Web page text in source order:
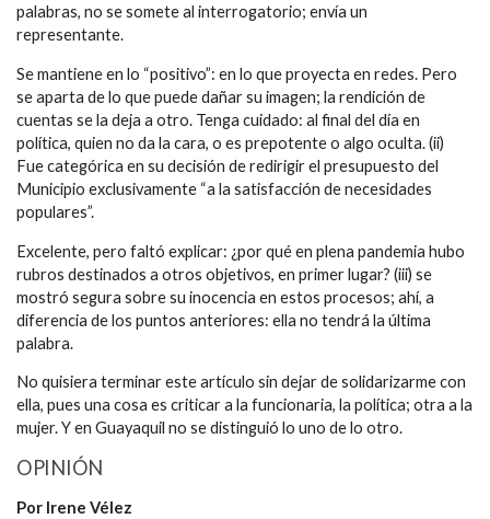
palabras, no se somete al interrogatorio; envía un
representante.
Se mantiene en lo “positivo”: en lo que proyecta en redes. Pero
se aparta de lo que puede dañar su imagen; la rendición de
cuentas se la deja a otro. Tenga cuidado: al final del día en
política, quien no da la cara, o es prepotente o algo oculta. (ii)
Fue categórica en su decisión de redirigir el presupuesto del
Municipio exclusivamente “a la satisfacción de necesidades
populares”.
Excelente, pero faltó explicar: ¿por qué en plena pandemia hubo
rubros destinados a otros objetivos, en primer lugar? (iii) se
mostró segura sobre su inocencia en estos procesos; ahí, a
diferencia de los puntos anteriores: ella no tendrá la última
palabra.
No quisiera terminar este artículo sin dejar de solidarizarme con
ella, pues una cosa es criticar a la funcionaria, la política; otra a la
mujer. Y en Guayaquil no se distinguió lo uno de lo otro.
OPINIÓN
Por Irene Vélez